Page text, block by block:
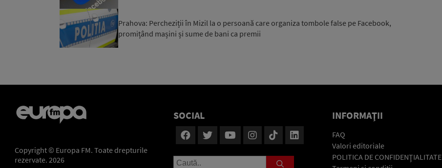
Prahova: Percheziții în Mizil la o persoană care organiza tombole false pe Facebook,
promițând mașini și sume de bani ca premii
Copyright © Europa FM. Toate drepturile
rezervate. 2026
SOCIAL INFORMAŢII
FAQ
Valori editoriale
POLITICA DE CONFIDENŢIALITATE